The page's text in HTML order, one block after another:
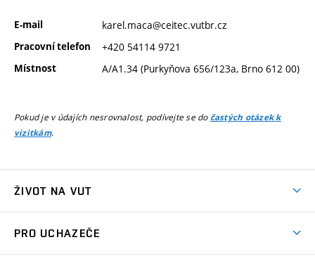
E-mail karel.maca@ceitec.vutbr.cz
Pracovní telefon +420 54114 9721
Místnost A/A1.34 (Purkyňova 656/123a, Brno 612 00)
Pokud je v údajích nesrovnalost, podívejte se do častých otázek k
vizitkám.
ŽIVOT NA VUT
PRO UCHAZEČE